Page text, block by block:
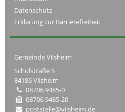
Datenschutz
Erklärung zur Barrierefreiheit
Gemeinde Vilsheim
Schulstraße 5
84186 Vilsheim
08706 9485-0
08706 9485-20
poststelle@vilsheim.de